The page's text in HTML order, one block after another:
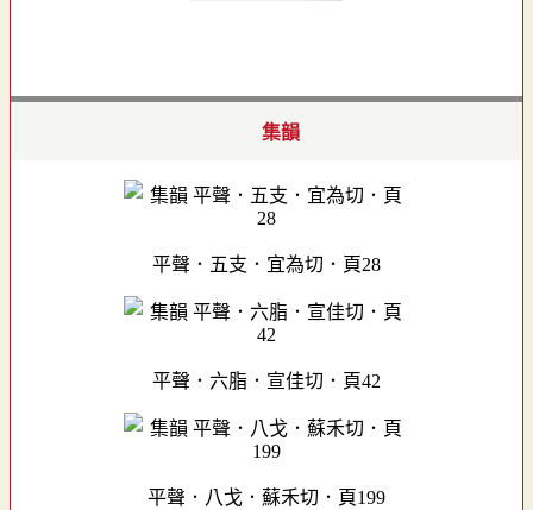
集韻
平聲．五支．宜為切．頁28
平聲．六脂．宣佳切．頁42
平聲．八戈．蘇禾切．頁199